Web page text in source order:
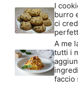
I
burro
ci
A me
tutti i
faccio